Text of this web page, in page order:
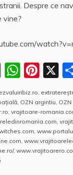
Despre ce
vine?
E
m
ai
l
W
h
at
s
A
p
Pi
nt
er
e
st
X
,
, OZN argintiu,
, vrajitoare-
,
,
,
,